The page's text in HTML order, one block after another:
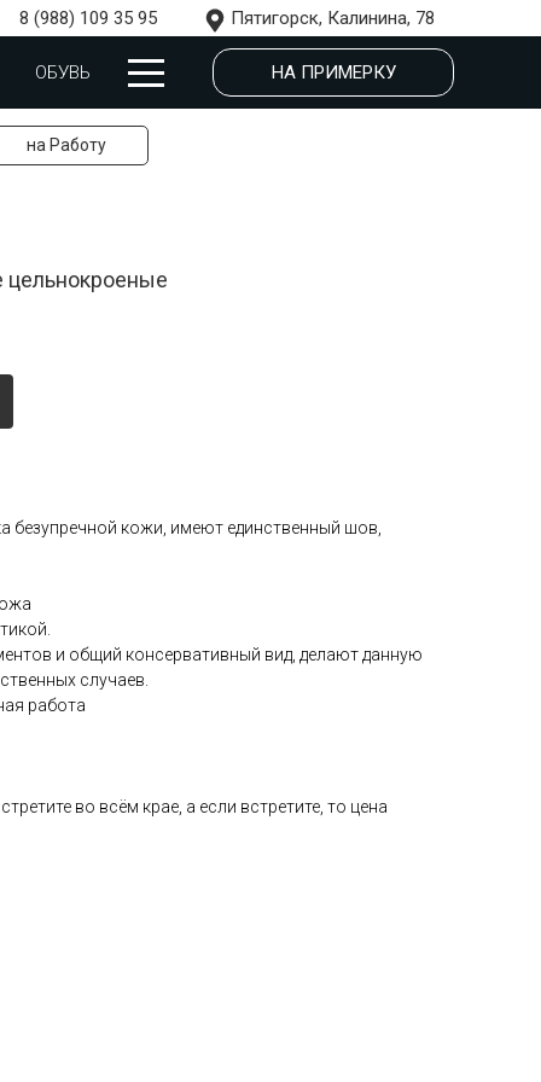
8 (988) 109 35 95 Пятигорск, Калинина, 78
ОБУВЬ НА ПРИМЕРКУ
на Работу
безупречной кожи, имеют единственный шов,
и общий консервативный вид, делают данную
случаев.
работа
во всём крае, а если встретите, то цена